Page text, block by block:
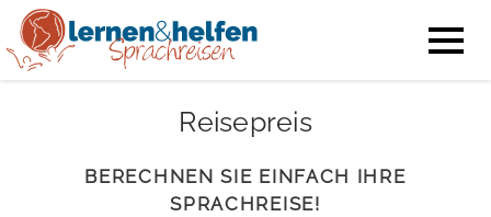
Reisepreis
BERECHNEN SIE EINFACH IHRE
SPRACHREISE!